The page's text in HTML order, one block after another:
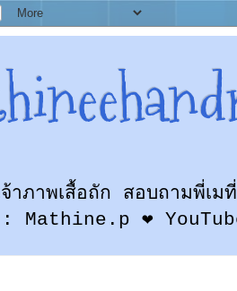
จ้าภาพเสื้อถัก สอบถามพี่
❤